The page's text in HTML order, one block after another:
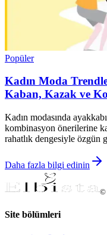
Popüler
Kadın Moda
Kaban, Kazak ve
Kadın modasında
kombinasyon önerilerine
rahatlık dengesiyle özgün
Daha fazla bilgi edinin
©
Site bölümleri